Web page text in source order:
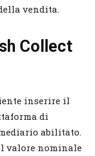
vendita.
Collect
inserire il
di
abilitato.
valore nominale